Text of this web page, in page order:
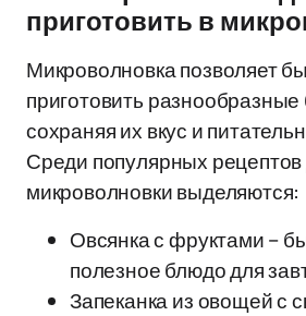
приготовить в
Микроволновка позволяет
приготовить
сохраняя их вкус и
Среди популярных рецептов
микроволновки выделяются:
Овсянка с фруктами –
полезное блюдо для
Запеканка из овощей с